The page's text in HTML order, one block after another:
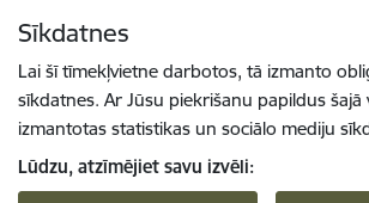
Sīkdatnes
Lai šī tīmekļvietne darbotos, tā izmanto
sīkdatnes. Ar Jūsu piekrišanu papildus
izmantotas statistikas un sociālo mediju
Lūdzu, atzīmējiet savu izvēli: